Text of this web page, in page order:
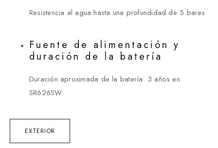
Resistencia al agua hasta una profundidad de 5 bares
Fuente de alimentación y
duración de la batería
Duración aproximada de la batería: 3 años en
SR626SW
EXTERIOR